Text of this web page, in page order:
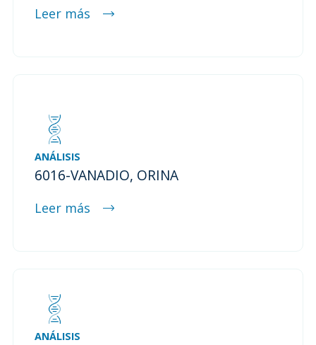
Leer más
ANÁLISIS
6016-VANADIO, ORINA
Leer más
ANÁLISIS